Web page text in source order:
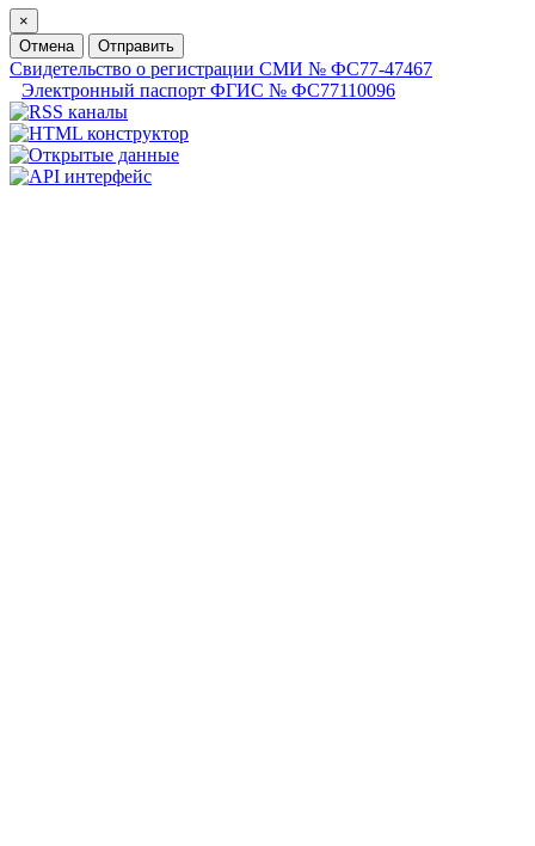
×
Отмена
Отправить
Свидетельство о регистрации СМИ № ФС77-47467
Электронный паспорт ФГИС № ФС77110096